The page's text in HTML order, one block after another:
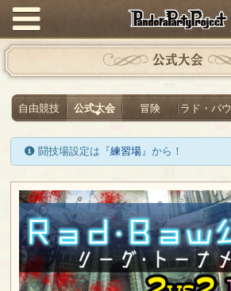
公式大会
自由競技 公式大会 冒険 ラド・バウ
闘技場設定は『練習場』から！